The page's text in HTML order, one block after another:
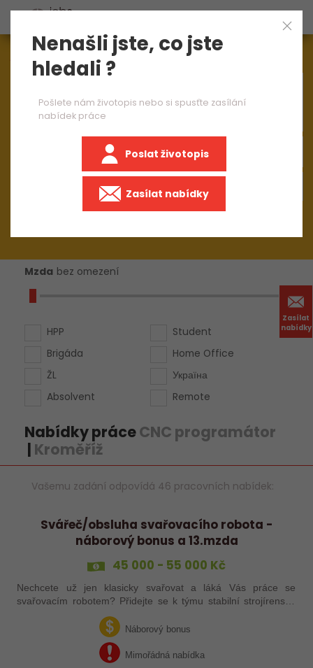
Zasílat
nabídky
Aktuálně1544nabídek práce
Mzda bez omezení
HPP
Brigáda
ŽL
Absolvent
Student
Home Office
Україна
Remote
Nabídky práceCNC programátor
| Kroměříž
Vašemu zadání odpovídá 46 pracovních nabídek:
Svářeč/obsluha svařovacího robota -
náborový bonus a 13.mzda
45 000 - 55 000 Kč
Nechcete už jen klasicky svařovat a láká Vás práce se
svařovacím robotem? Přidejte se k týmu stabilní strojírenské
společnosti v Hranicích a využijte své zkušenosti se
svařováním v moderní výrobě.…
Náborový bonus
Mimořádná nabídka
Nenašli jste, co jste
hledali ?
Pošlete nám životopis nebo si spusťte zasílání
nabídek práce
Poslat životopis
Zasílat nabídky